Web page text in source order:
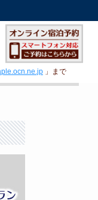
」まで